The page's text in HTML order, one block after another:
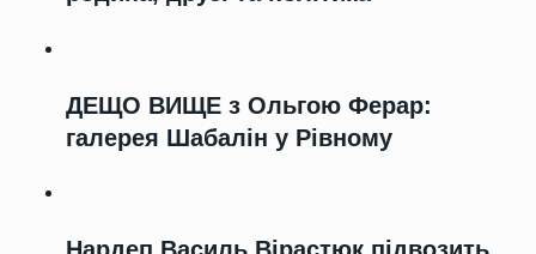
ДЕЩО ВИЩЕ з Ольгою Ферар:
галерея Шабалін у Рівному